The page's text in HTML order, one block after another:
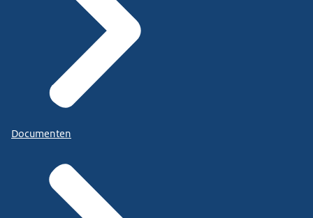
Documenten